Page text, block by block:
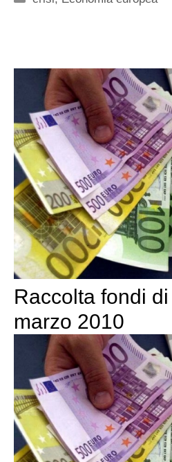
Raccolta fondi
marzo 2010